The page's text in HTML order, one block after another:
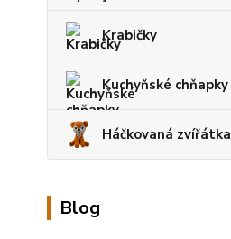
Krabičky
Kuchyňské chňapky
Háčkovaná zvířátka
Blog